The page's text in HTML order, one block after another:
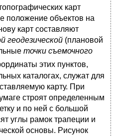
карт
положение объектов на
карт составляют
геодезической (плановой
точки съемочного
этих пунктов,
каталогах, служат для
карту. При
строят определенным
и по ней с большой
углы рамок трапеции и
основы. Рисунок